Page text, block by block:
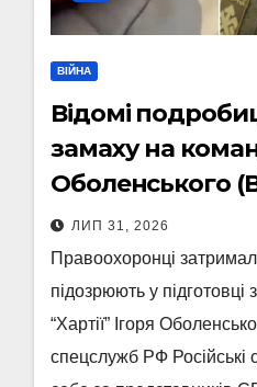
ВІЙНА
Відомі
замаху на
Оболенського
ЛИП 31, 2026
Правоохоронці
підозрюють у
“Хартії” Ігоря
спецслужб РФ